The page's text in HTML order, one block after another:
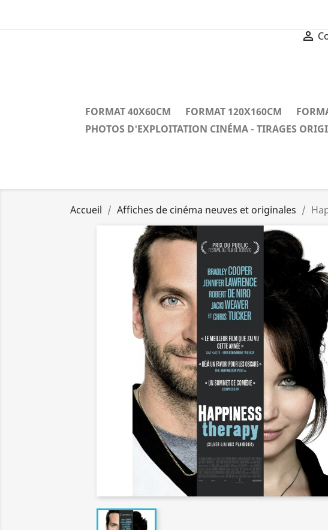

FORMAT 40X60CM FORMAT 120X160CM
PHOTOS D'EXPLOITATION CINÉMA - TIRAGES
Accueil Affiches de cinéma neuves et originales